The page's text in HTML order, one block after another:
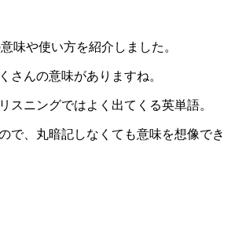
味や使い方を紹介しました。
さんの意味がありますね。
スニングではよく出てくる英単語。
で、丸暗記しなくても意味を想像でき